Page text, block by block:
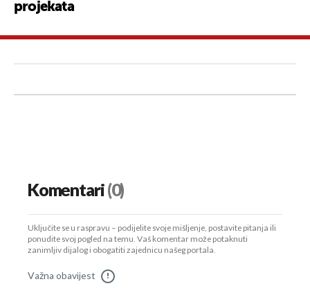
projekata
Komentari(0)
Uključite se u raspravu – podijelite svoje mišljenje, postavite pitanja ili
ponudite svoj pogled na temu. Vaš komentar može potaknuti
zanimljiv dijalog i obogatiti zajednicu našeg portala.
Važna obavijest !